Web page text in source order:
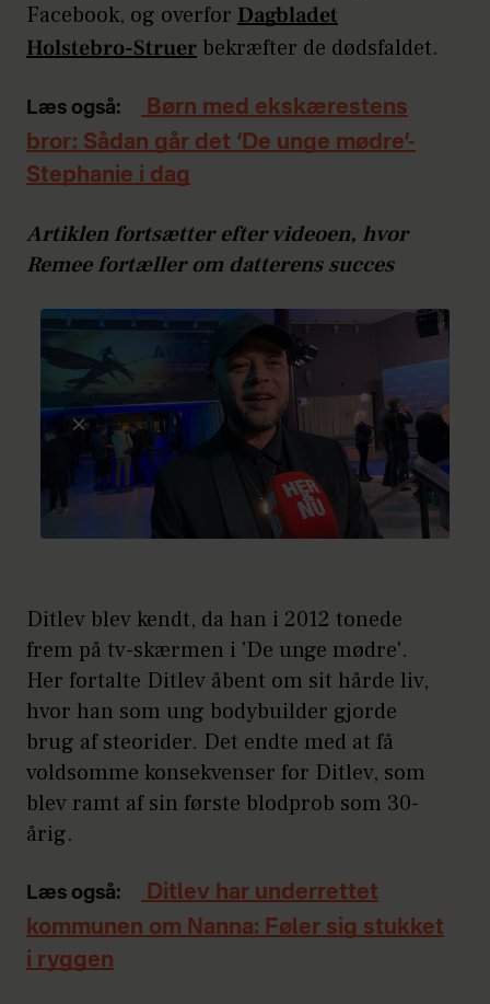
Facebook, og overfor Dagbladet
Holstebro-Struer bekræfter de dødsfaldet.
Læs også:
Børn med ekskærestens
bror: Sådan går det ‘De unge mødre’-
Stephanie i dag
Artiklen fortsætter efter videoen, hvor
Remee fortæller om datterens succes
Ditlev blev kendt, da han i 2012 tonede
frem på tv-skærmen i 'De unge mødre'.
Her fortalte Ditlev åbent om sit hårde liv,
hvor han som ung bodybuilder gjorde
brug af steorider. Det endte med at få
voldsomme konsekvenser for Ditlev, som
blev ramt af sin første blodprob som 30-
årig.
Læs også:
Ditlev har underrettet
kommunen om Nanna: Føler sig stukket
i ryggen